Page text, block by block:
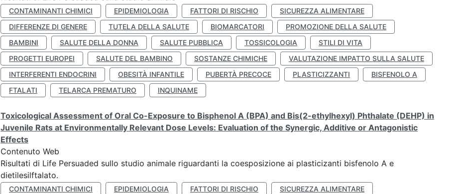
CONTAMINANTI CHIMICI EPIDEMIOLOGIA FATTORI DI RISCHIO
SICUREZZA ALIMENTARE
DIFFERENZE DI GENERE
TUTELA DELLA SALUTE BIOMARCATORI
PROMOZIONE DELLA SALUTE
BAMBINI
SALUTE DELLA DONNA SALUTE PUBBLICA TOSSICOLOGIA
STILI DI VITA
PROGETTI EUROPEI
SALUTE DEL BAMBINO SOSTANZE CHIMICHE
VALUTAZIONE IMPATTO SULLA SALUTE
INTERFERENTI ENDOCRINI
OBESITÀ INFANTILE PUBERTÀ PRECOCE PLASTICIZZANTI
BISFENOLO A
FTALATI
TELARCA PREMATURO INQUINAME
Toxicological Assessment of Oral Co-Exposure to Bisphenol A (BPA) and Bis(2-ethylhexyl) Phthalate (DEHP) in
Juvenile Rats at Environmentally Relevant Dose Levels: Evaluation of the Synergic, Additive or Antagonistic
Effects
Contenuto Web
Risultati di Life Persuaded sullo studio animale riguardanti la coesposizione ai plasticizanti bisfenolo A e
dietilesilftalato.
CONTAMINANTI CHIMICI EPIDEMIOLOGIA FATTORI DI RISCHIO
SICUREZZA ALIMENTARE